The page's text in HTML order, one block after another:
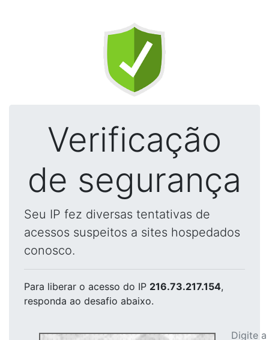
Verificação
de segurança
Seu IP fez diversas tentativas de
acessos suspeitos a sites hospedados
conosco.
Para liberar o acesso do IP 216.73.217.154,
responda ao desafio abaixo.
Digite